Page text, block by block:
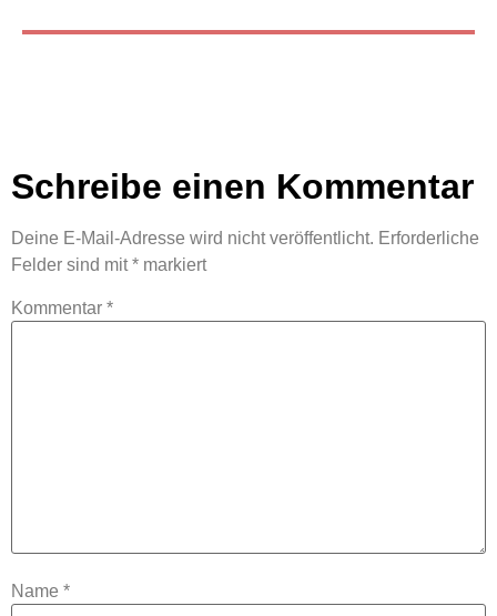
Schreibe einen Kommentar
Deine E-Mail-Adresse wird nicht veröffentlicht. Erforderliche
Felder sind mit* markiert
Kommentar *
Name *